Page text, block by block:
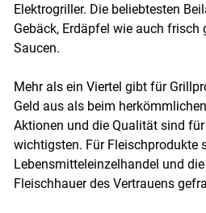
Elektrogriller. Die beliebtesten
Gebäck, Erdäpfel wie auch frisch
Saucen.
Mehr als ein Viertel gibt für
Geld aus als beim
Aktionen und die Qualität sind
wichtigsten. Für Fleischprodukte
Lebensmitteleinzelhandel und
Fleischhauer des Vertrauens